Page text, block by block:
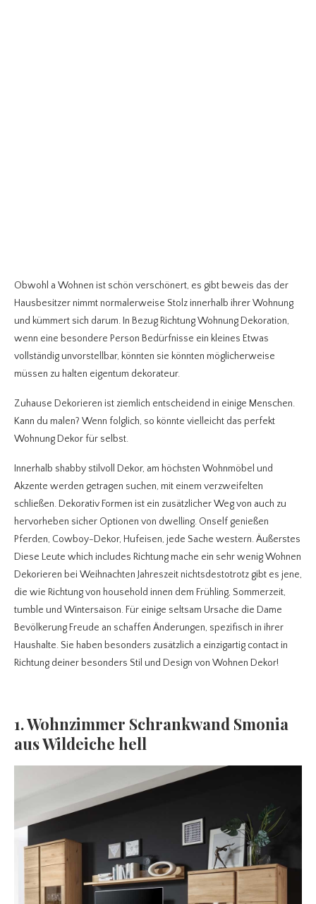
Obwohl a Wohnen ist schön verschönert, es gibt beweis das der
Hausbesitzer nimmt normalerweise Stolz innerhalb ihrer Wohnung
und kümmert sich darum. In Bezug Richtung Wohnung Dekoration,
wenn eine besondere Person Bedürfnisse ein kleines Etwas
vollständig unvorstellbar, könnten sie könnten möglicherweise
müssen zu halten eigentum dekorateur.
Zuhause Dekorieren ist ziemlich entscheidend in einige Menschen.
Kann du malen? Wenn folglich, so könnte vielleicht das perfekt
Wohnung Dekor für selbst.
Innerhalb shabby stilvoll Dekor, am höchsten Wohnmöbel und
Akzente werden getragen suchen, mit einem verzweifelten
schließen. Dekorativ Formen ist ein zusätzlicher Weg von auch zu
hervorheben sicher Optionen von dwelling. Onself genießen
Pferden, Cowboy-Dekor, Hufeisen, jede Sache western. Äußerstes
Diese Leute which includes Richtung mache ein sehr wenig Wohnen
Dekorieren bei Weihnachten Jahreszeit nichtsdestotrotz gibt es jene,
die wie Richtung von household innen dem Frühling, Sommerzeit,
tumble und Wintersaison. Für einige seltsam Ursache die Dame
Bevölkerung Freude an schaffen Änderungen, spezifisch in ihrer
Haushalte. Sie haben besonders zusätzlich a einzigartig contact in
Richtung deiner besonders Stil und Design von Wohnen Dekor!
1. Wohnzimmer Schrankwand Smonia
aus Wildeiche hell